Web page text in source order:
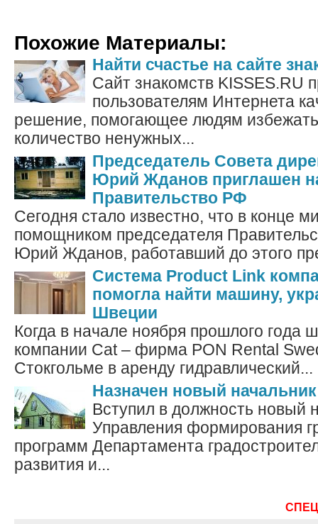
Похожие Материалы:
Найти счастье на сайте
Сайт знакомств KISSES.RU
пользователям Интернета
решение, помогающее людям
количество ненужных...
Председатель Совета
Юрий Жданов приглашен
Правительство РФ
Сегодня стало известно, что в конце
помощником председателя
Юрий Жданов, работавший до этого
Система Product Link
помогла найти машину,
Швеции
Когда в начале ноября прошлого года
компании Cat – фирма PON Rental
Стокгольме в аренду гидравлический...
Назначен новый
Вступил в должность новый
Управления формирования
программ Департамента
развития и...